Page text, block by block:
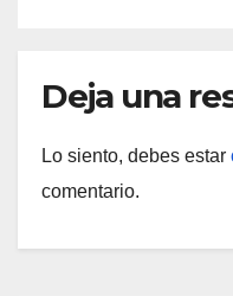
Deja una
Lo siento, debes estar
comentario.